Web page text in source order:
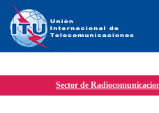
Sector de